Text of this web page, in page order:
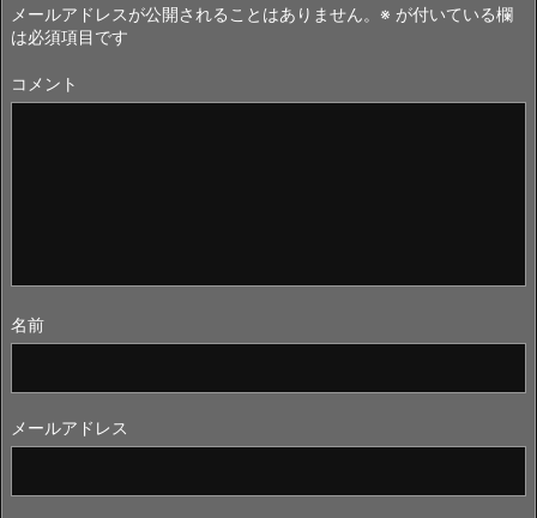
メールアドレスが公開されることはありません。 ※ が付いている欄
は必須項目です
コメント
名前
メールアドレス